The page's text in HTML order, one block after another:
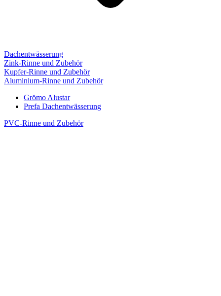
Dachentwässerung
Zink-Rinne und Zubehör
Kupfer-Rinne und Zubehör
Aluminium-Rinne und Zubehör
Grömo Alustar
Prefa Dachentwässerung
PVC-Rinne und Zubehör